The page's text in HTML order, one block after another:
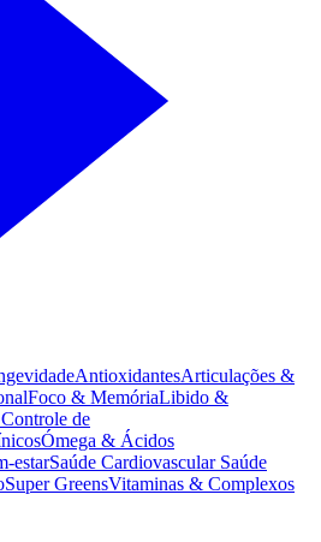
AntioxidantesArticulações &
Foco & MemóriaLibido &
de
Ómega & Ácidos
estarSaúde Cardiovascular Saúde
Super GreensVitaminas & Complexos